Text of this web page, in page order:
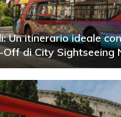
Un itinerario ideale
Off di City Sightseeing